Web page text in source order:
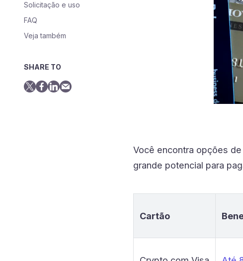
Solicitação e uso
FAQ
Veja também
SHARE TO
Você encontra opções
grande potencial para
Cartão